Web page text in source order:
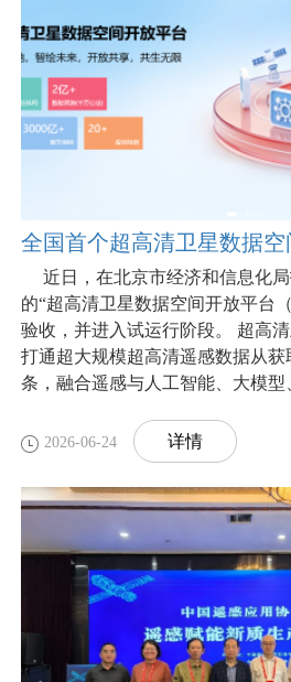
全国首个超高清卫星数据
近日，在北京市经济和信息化
的“超高清卫星数据空间开放平台
验收，并进入试运行阶段。 超高
打通超大规模超高清遥感数据从
条，融合遥感与人工智能、大模型
2026-06-24 详情